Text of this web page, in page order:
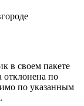
в своем пакете
отклонена по
по указанным